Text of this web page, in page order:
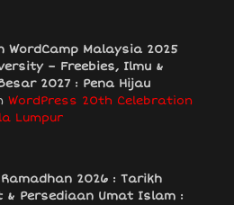
WordCamp Malaysia 2025
– Freebies, Ilmu &
2027 : Pena Hijau
WordPress 20th Celebration
Lumpur
2026 : Tarikh
& Persediaan Umat Islam :